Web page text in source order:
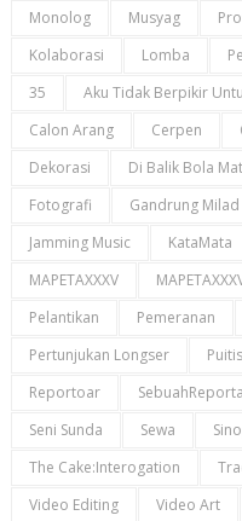
Monolog
Musyag
Kolaborasi
Lomba
35
Aku Tidak Berpikir
Calon Arang
Cerpen
Dekorasi
Di Balik Bola
Fotografi
Gandrung Milad
Jamming Music
KataMata
MAPETAXXXV
Pelantikan
Pemeranan
Pertunjukan Longser
Reportoar
Seni Sunda
Sewa
The Cake:Interogation
Video Editing
Video Art